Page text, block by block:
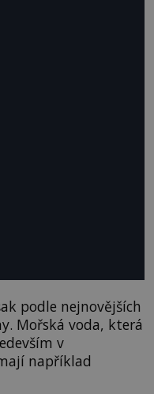
podle nejnovějších
Mořská voda, která
v
například